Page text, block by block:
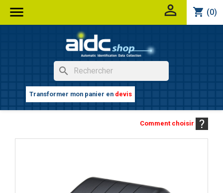
 shopping_cart (0)

search
Transformer mon panier en devis
Comment choisir